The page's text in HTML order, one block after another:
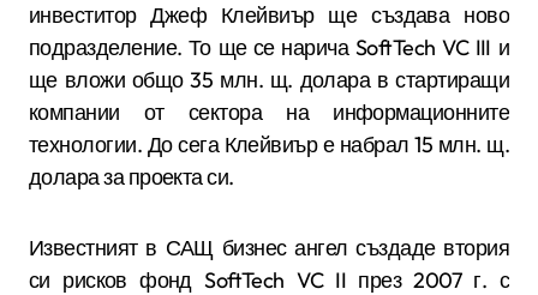
инвеститор Джеф Клейвиър ще създава ново
подразделение. То ще се нарича SoftTech VC III и
ще вложи общо 35 млн. щ. долара в стартиращи
компании от сектора на информационните
технологии. До сега Клейвиър е набрал 15 млн. щ.
долара за проекта си.
Известният в САЩ бизнес ангел създаде втория
си рисков фонд SoftTech VC II през 2007 г. с